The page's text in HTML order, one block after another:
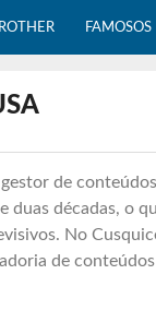
FAMOSOS
de
duas décadas, o
No
de